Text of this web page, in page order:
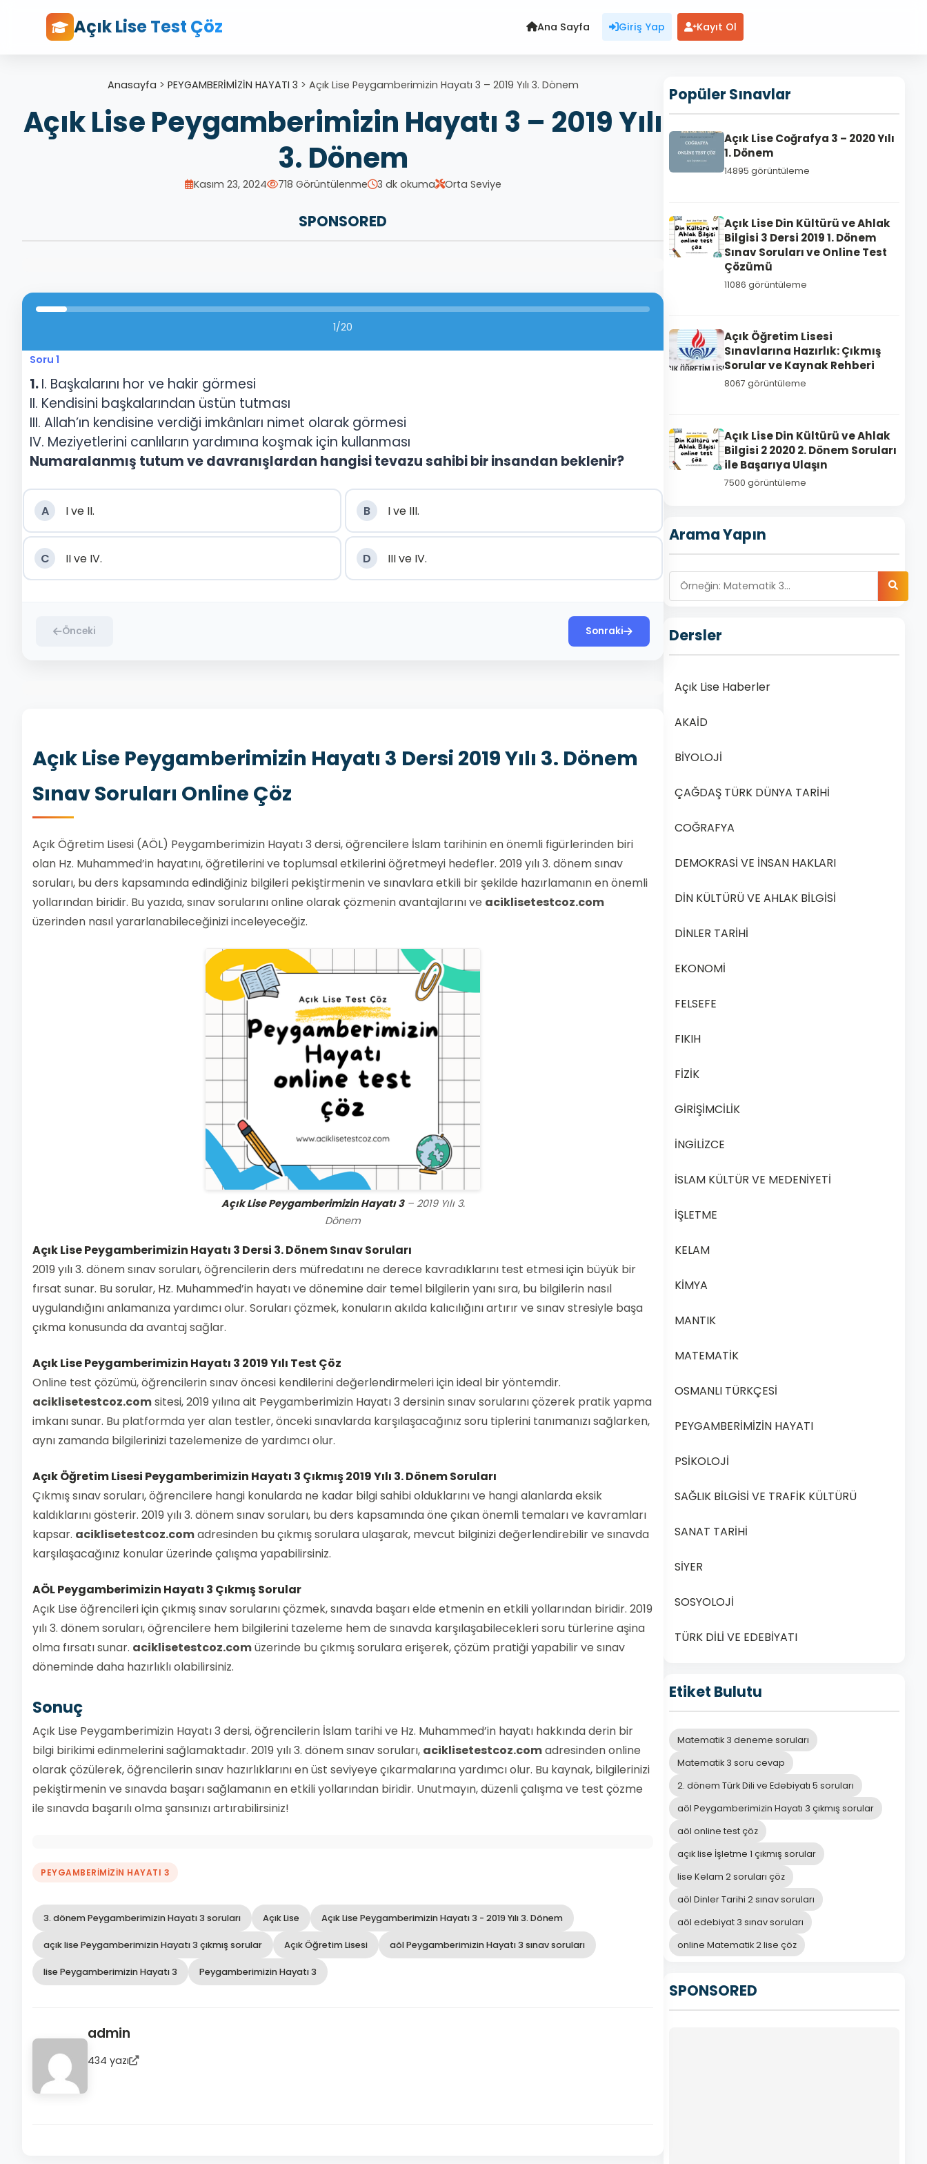
Açık Lise Test Çöz Ana Sayfa Giriş Yap Kayıt Ol
Anasayfa > PEYGAMBERİMİZİN HAYATI 3 > Açık Lise Peygamberimizin Hayatı 3 – 2019 Yılı 3. Dönem
Açık Lise Peygamberimizin Hayatı 3 – 2019 Yılı
3. Dönem
Kasım 23, 2024 718 Görüntülenme 3 dk okuma Orta Seviye
SPONSORED
1/20
Soru 1
1.I. Başkalarını hor ve hakir görmesi
II. Kendisini başkalarından üstün tutması
III. Allah’ın kendisine verdiği imkânları nimet olarak görmesi
IV. Meziyetlerini canlıların yardımına koşmak için kullanması
Numaralanmış tutum ve davranışlardan hangisi tevazu sahibi bir insandan beklenir?
A I ve II. B I ve III.
C II ve IV. D III ve IV.
Önceki Sonraki
Açık Lise Peygamberimizin Hayatı 3 Dersi 2019 Yılı 3. Dönem
Sınav Soruları Online Çöz
Açık Öğretim Lisesi (AÖL) Peygamberimizin Hayatı 3 dersi, öğrencilere İslam tarihinin en önemli figürlerinden biri
olan Hz. Muhammed’in hayatını, öğretilerini ve toplumsal etkilerini öğretmeyi hedefler. 2019 yılı 3. dönem sınav
soruları, bu ders kapsamında edindiğiniz bilgileri pekiştirmenin ve sınavlara etkili bir şekilde hazırlamanın en önemli
yollarından biridir. Bu yazıda, sınav sorularını online olarak çözmenin avantajlarını ve aciklisetestcoz.com
üzerinden nasıl yararlanabileceğinizi inceleyeceğiz.
Açık Lise Peygamberimizin Hayatı 3– 2019 Yılı 3.
Dönem
Açık Lise Peygamberimizin Hayatı 3 Dersi 3. Dönem Sınav Soruları
2019 yılı 3. dönem sınav soruları, öğrencilerin ders müfredatını ne derece kavradıklarını test etmesi için büyük bir
fırsat sunar. Bu sorular, Hz. Muhammed’in hayatı ve dönemine dair temel bilgilerin yanı sıra, bu bilgilerin nasıl
uygulandığını anlamanıza yardımcı olur. Soruları çözmek, konuların akılda kalıcılığını artırır ve sınav stresiyle başa
çıkma konusunda da avantaj sağlar.
Açık Lise Peygamberimizin Hayatı 3 2019 Yılı Test Çöz
Online test çözümü, öğrencilerin sınav öncesi kendilerini değerlendirmeleri için ideal bir yöntemdir.
aciklisetestcoz.comsitesi, 2019 yılına ait Peygamberimizin Hayatı 3 dersinin sınav sorularını çözerek pratik yapma
imkanı sunar. Bu platformda yer alan testler, önceki sınavlarda karşılaşacağınız soru tiplerini tanımanızı sağlarken,
aynı zamanda bilgilerinizi tazelemenize de yardımcı olur.
Açık Öğretim Lisesi Peygamberimizin Hayatı 3 Çıkmış 2019 Yılı 3. Dönem Soruları
Çıkmış sınav soruları, öğrencilere hangi konularda ne kadar bilgi sahibi olduklarını ve hangi alanlarda eksik
kaldıklarını gösterir. 2019 yılı 3. dönem sınav soruları, bu ders kapsamında öne çıkan önemli temaları ve kavramları
kapsar. aciklisetestcoz.comadresinden bu çıkmış sorulara ulaşarak, mevcut bilginizi değerlendirebilir ve sınavda
karşılaşacağınız konular üzerinde çalışma yapabilirsiniz.
AÖL Peygamberimizin Hayatı 3 Çıkmış Sorular
Açık Lise öğrencileri için çıkmış sınav sorularını çözmek, sınavda başarı elde etmenin en etkili yollarından biridir. 2019
yılı 3. dönem soruları, öğrencilere hem bilgilerini tazeleme hem de sınavda karşılaşabilecekleri soru türlerine aşina
olma fırsatı sunar. aciklisetestcoz.comüzerinde bu çıkmış sorulara erişerek, çözüm pratiği yapabilir ve sınav
döneminde daha hazırlıklı olabilirsiniz.
Sonuç
Açık Lise Peygamberimizin Hayatı 3 dersi, öğrencilerin İslam tarihi ve Hz. Muhammed’in hayatı hakkında derin bir
bilgi birikimi edinmelerini sağlamaktadır. 2019 yılı 3. dönem sınav soruları, aciklisetestcoz.comadresinden online
olarak çözülerek, öğrencilerin sınav hazırlıklarını en üst seviyeye çıkarmalarına yardımcı olur. Bu kaynak, bilgilerinizi
pekiştirmenin ve sınavda başarı sağlamanın en etkili yollarından biridir. Unutmayın, düzenli çalışma ve test çözme
ile sınavda başarılı olma şansınızı artırabilirsiniz!
PEYGAMBERİMİZİN HAYATI 3
3. dönem Peygamberimizin Hayatı 3 soruları Açık Lise Açık Lise Peygamberimizin Hayatı 3 - 2019 Yılı 3. Dönem
açık lise Peygamberimizin Hayatı 3 çıkmış sorular Açık Öğretim Lisesi aöl Peygamberimizin Hayatı 3 sınav soruları
lise Peygamberimizin Hayatı 3 Peygamberimizin Hayatı 3
admin
434 yazı
Popüler Sınavlar
Açık Lise Coğrafya 3 – 2020 Yılı
1. Dönem
14895 görüntüleme
Açık Lise Din Kültürü ve Ahlak
Bilgisi 3 Dersi 2019 1. Dönem
Sınav Soruları ve Online Test
Çözümü
11086 görüntüleme
Açık Öğretim Lisesi
Sınavlarına Hazırlık: Çıkmış
Sorular ve Kaynak Rehberi
8067 görüntüleme
Açık Lise Din Kültürü ve Ahlak
Bilgisi 2 2020 2. Dönem Soruları
ile Başarıya Ulaşın
7500 görüntüleme
Arama Yapın
Dersler
Açık Lise Haberler
AKAİD
BİYOLOJİ
ÇAĞDAŞ TÜRK DÜNYA TARİHİ
COĞRAFYA
DEMOKRASİ VE İNSAN HAKLARI
DİN KÜLTÜRÜ VE AHLAK BİLGİSİ
DİNLER TARİHİ
EKONOMİ
FELSEFE
FIKIH
FİZİK
GİRİŞİMCİLİK
İNGİLİZCE
İSLAM KÜLTÜR VE MEDENİYETİ
İŞLETME
KELAM
KİMYA
MANTIK
MATEMATİK
OSMANLI TÜRKÇESİ
PEYGAMBERİMİZİN HAYATI
PSİKOLOJİ
SAĞLIK BİLGİSİ VE TRAFİK KÜLTÜRÜ
SANAT TARİHİ
SİYER
SOSYOLOJİ
TÜRK DİLİ VE EDEBİYATI
Etiket Bulutu
Matematik 3 deneme soruları
Matematik 3 soru cevap
2. dönem Türk Dili ve Edebiyatı 5 soruları
aöl Peygamberimizin Hayatı 3 çıkmış sorular
aöl online test çöz
açık lise İşletme 1 çıkmış sorular
lise Kelam 2 soruları çöz
aöl Dinler Tarihi 2 sınav soruları
aöl edebiyat 3 sınav soruları
online Matematik 2 lise çöz
SPONSORED